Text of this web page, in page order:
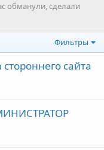
обманули, сделали
Фильтры
сайта